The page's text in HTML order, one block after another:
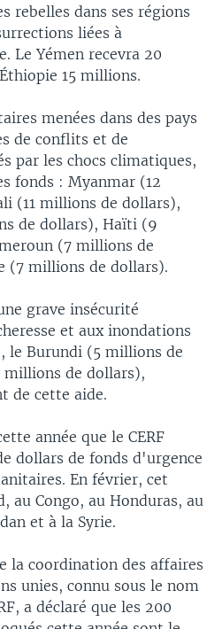
rebelles dans ses régions
liées à
Le Yémen recevra 20
15 millions.
menées dans des pays
de conflits et de
par les chocs climatiques,
fonds : Myanmar (12
(11 millions de dollars),
de dollars), Haïti (9
(7 millions de
(7 millions de dollars).
grave insécurité
et aux inondations
le Burundi (5 millions de
de dollars),
de cette aide.
année que le CERF
dollars de fonds d'urgence
En février, cet
au Congo, au Honduras, au
et à la Syrie.
la coordination des affaires
unies, connu sous le nom
a déclaré que les 200